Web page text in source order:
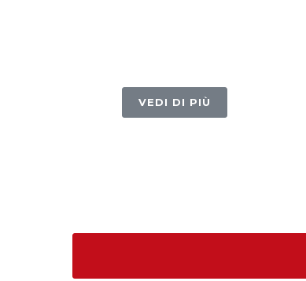
VEDI DI PIÙ